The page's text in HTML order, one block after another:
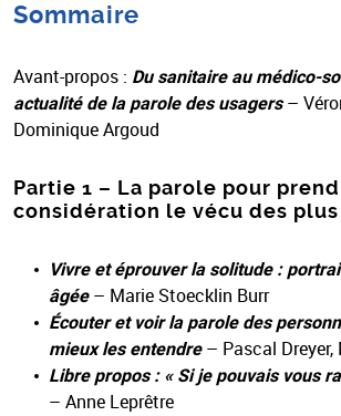
Sommaire
Avant-propos : Du sanitaire au médico-
actualité de la parole des usagers–
Dominique Argoud
Partie 1 – La parole pour
considération le vécu des plus
Vivre et éprouver la solitude :
âgée– Marie Stoecklin Burr
Écouter et voir la parole des
mieux les entendre– Pascal
Libre propos : « Si je pouvais vous
– Anne Leprêtre